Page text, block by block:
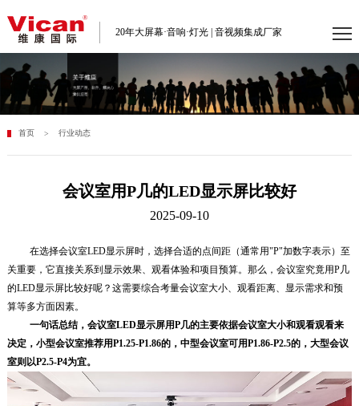
20年大屏幕·音响·灯光 | 音视频集成厂家
首页 > 行业动态
会议室用P几的LED显示屏比较好
2025-09-10
在选择会议室LED显示屏时，选择合适的点间距（通常用"P"加数字表示）至
关重要，它直接关系到显示效果、观看体验和项目预算。那么，会议室究竟用P几
的LED显示屏比较好呢？这需要综合考量会议室大小、观看距离、显示需求和预
算等多方面因素。
一句话总结， 会议室LED显示屏用P几的主要依据会议室大小和观看观看来
决定，小型会议室推荐用P1.25-P1.86的，中型会议室可用P1.86-P2.5的，大型会议
室则以P2.5-P4为宜。